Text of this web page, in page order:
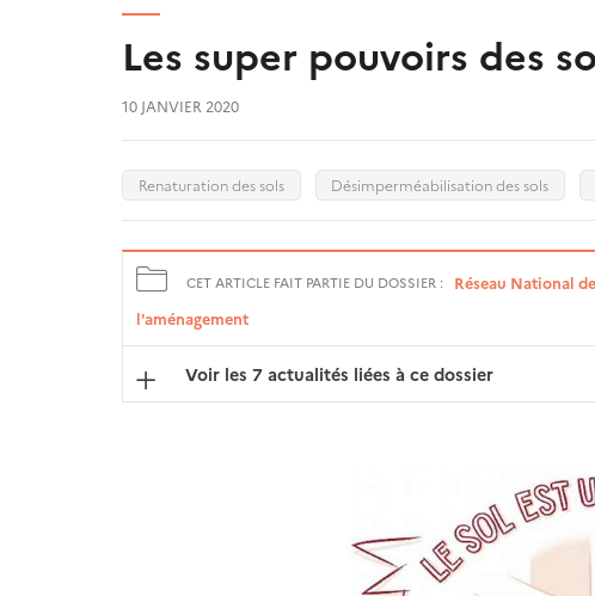
Les super pouvoirs des
10 JANVIER 2020
Renaturation des sols Désimperméabilisation des sols
CET ARTICLE FAIT PARTIE DU DOSSIER :
Réseau National
l'aménagement
Voir les 7 actualités liées à ce dossier